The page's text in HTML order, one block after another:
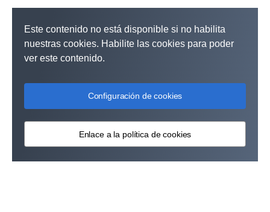
Este contenido no está disponible si no habilita
nuestras cookies. Habilite las cookies para poder
ver este contenido.
Configuración de cookies
Enlace a la política de cookies